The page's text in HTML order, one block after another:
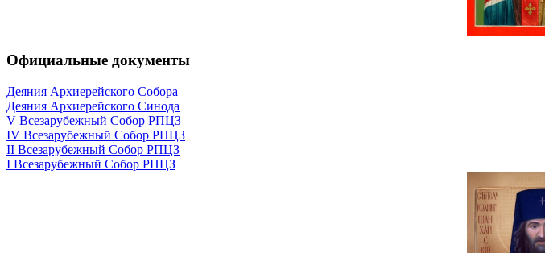
Официальные документы
Деяния Архиерейского Собора
Деяния Архиерейского Синода
V Всезарубежный Собор РПЦЗ
IV Всезарубежный Собор РПЦЗ
II Всезарубежный Собор РПЦЗ
I Всезарубежный Собор РПЦЗ